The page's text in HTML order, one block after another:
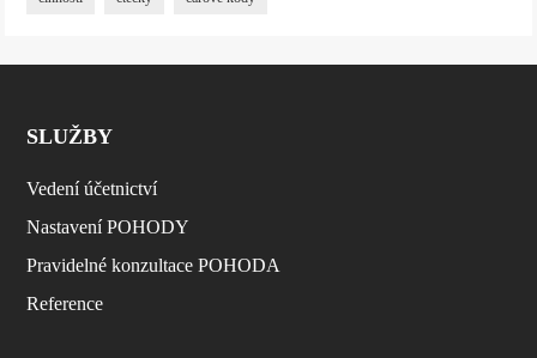
SLUŽBY
Vedení účetnictví
Nastavení POHODY
Pravidelné konzultace POHODA
Reference